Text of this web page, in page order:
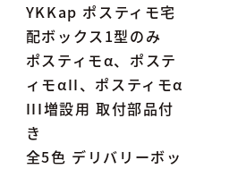
YKKap ポスティモ宅
配ボックス1型のみ
ポスティモα、ポステ
ィモαII、ポスティモα
III増設用 取付部品付
き
全5色 デリバリーボッ